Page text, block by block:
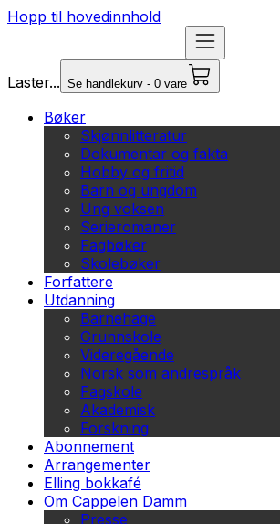
Hopp til hovedinnhold
Laster... Se handlekurv - 0 vare
Bøker
Skjønnlitteratur
Dokumentar og fakta
Hobby og fritid
Barn og ungdom
Ung voksen
Serieromaner
Fagbøker
Skolebøker
Forfattere
Utdanning
Barnehage
Grunnskole
Videregående
Norsk som andrespråk
Fagskole
Akademisk
Forskning
Abonnement
Arrangementer
Elling bokkafé
Om Cappelen Damm
Presse